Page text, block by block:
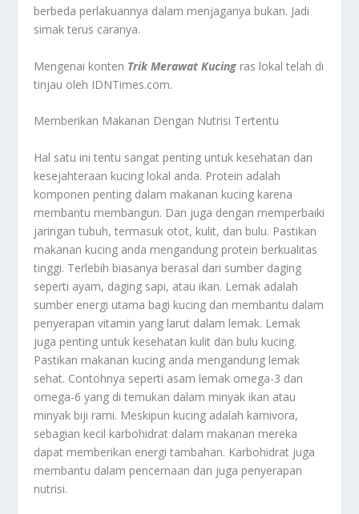
berbeda perlakuannya dalam menjaganya bukan. Jadi
simak terus caranya.
Mengenai konten Trik Merawat Kucing ras lokal telah di
tinjau oleh IDNTimes.com.
Memberikan Makanan Dengan Nutrisi Tertentu
Hal satu ini tentu sangat penting untuk kesehatan dan
kesejahteraan kucing lokal anda. Protein adalah
komponen penting dalam makanan kucing karena
membantu membangun. Dan juga dengan memperbaiki
jaringan tubuh, termasuk otot, kulit, dan bulu. Pastikan
makanan kucing anda mengandung protein berkualitas
tinggi. Terlebih biasanya berasal dari sumber daging
seperti ayam, daging sapi, atau ikan. Lemak adalah
sumber energi utama bagi kucing dan membantu dalam
penyerapan vitamin yang larut dalam lemak. Lemak
juga penting untuk kesehatan kulit dan bulu kucing.
Pastikan makanan kucing anda mengandung lemak
sehat. Contohnya seperti asam lemak omega-3 dan
omega-6 yang di temukan dalam minyak ikan atau
minyak biji rami. Meskipun kucing adalah karnivora,
sebagian kecil karbohidrat dalam makanan mereka
dapat memberikan energi tambahan. Karbohidrat juga
membantu dalam pencernaan dan juga penyerapan
nutrisi.